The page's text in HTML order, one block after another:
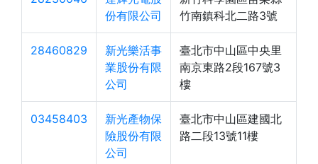
份有限公司
竹南鎮科北二路3號
28460829
新光樂活事
業股份有限
公司
臺北市中山區中央里
南京東路2段167號3
樓
03458403
新光產物保
險股份有限
公司
臺北市中山區建國北
路二段13號11樓